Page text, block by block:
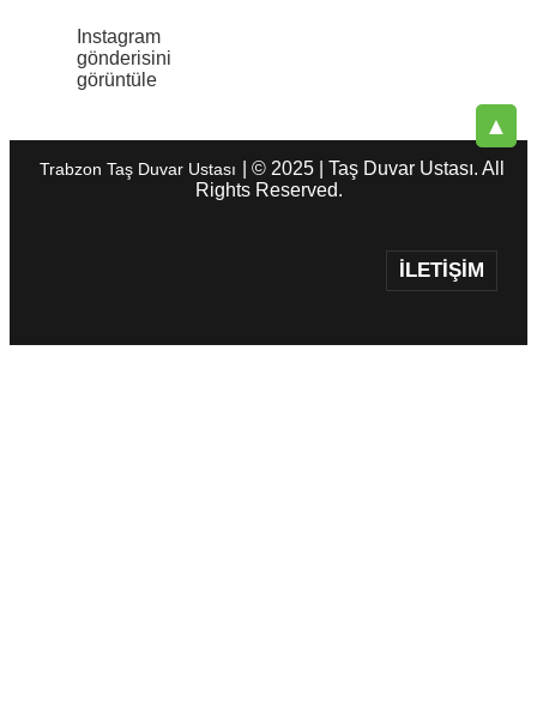
Instagram
gönderisini
görüntüle
▲
Trabzon Taş Duvar Ustası
| © 2025 | Taş Duvar Ustası. All
Rights Reserved.
İLETIŞIM